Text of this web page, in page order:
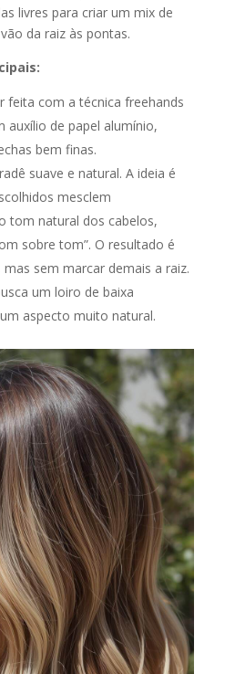
livres para criar um mix de
da raiz às pontas.
feita com a técnica freehands
auxílio de papel alumínio,
bem finas.
suave e natural. A ideia é
mesclem
tom natural dos cabelos,
sobre tom”. O resultado é
sem marcar demais a raiz.
um loiro de baixa
aspecto muito natural.